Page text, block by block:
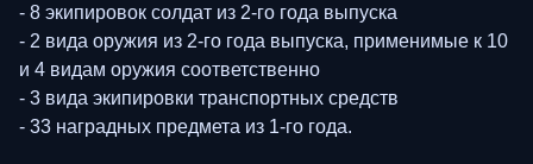
- 8 экипировок солдат из 2-го года выпуска
- 2 вида оружия из 2-го года выпуска, применимые к 10
и 4 видам оружия соответственно
- 3 вида экипировки транспортных средств
- 33 наградных предмета из 1-го года.